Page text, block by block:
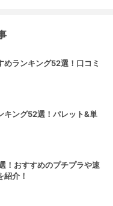
めランキング52選！口コミ
キング52選！パレット&単
！おすすめのプチプラや速
介！